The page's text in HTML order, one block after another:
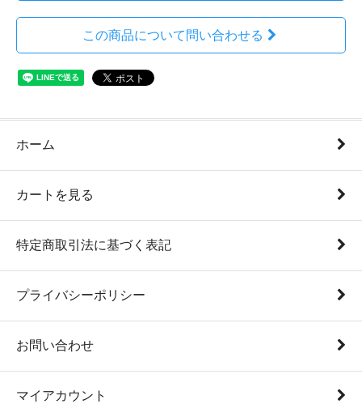
この商品について問い合わせる
ホーム
カートを見る
特定商取引法に基づく表記
プライバシーポリシー
お問い合わせ
マイアカウント